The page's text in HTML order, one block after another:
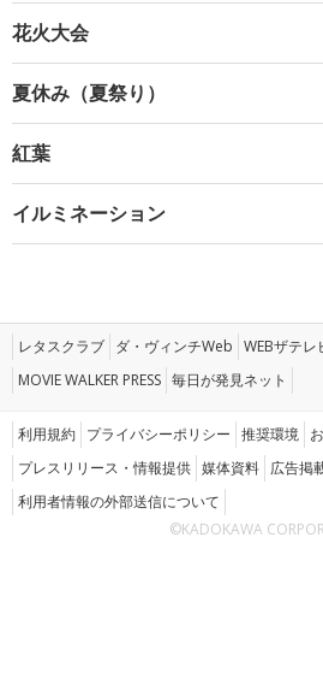
花火大会
夏休み（夏祭り）
紅葉
イルミネーション
レタスクラブ ダ・ヴィンチWeb WEBザテレ
MOVIE WALKER PRESS 毎日が発見ネット
利用規約 プライバシーポリシー 推奨環境
プレスリリース・情報提供 媒体資料 広告掲
利用者情報の外部送信について
©KADOKAWA